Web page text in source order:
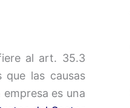
al art. 35.3
que las causas
es una